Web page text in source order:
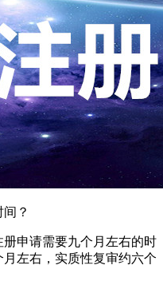
？
申请需要九个月左右的时
左右，实质性复审约六个